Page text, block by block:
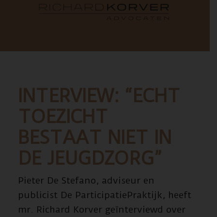
INTERVIEW: “ECHT
TOEZICHT
BESTAAT NIET IN
DE JEUGDZORG”
Pieter De Stefano, adviseur en
publicist De ParticipatiePraktijk, heeft
mr. Richard Korver geïnterviewd over